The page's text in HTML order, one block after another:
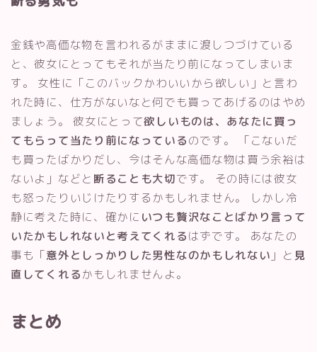
金銭や高価な物を言われるがままに渡しつづけている
と、彼女にとってもそれが当たり前になってしまいま
す。 女性に「このバックかわいいから欲しい」と言わ
れた時に、仕方がないなと何でも買ってあげるのはやめ
ましょう。 彼女にとって欲しいものは、あなたに買っ
てもらって当たり前になっているのです。 「こないだ
も買ったばかりだし、今はそんな高価な物は買う余裕は
ないよ」などと 断ることも大切です。 その時には彼女
も怒ったりいじけたりするかもしれません。 しかし冷
静に考えた時に、確かに いつも贅沢なことばかり言って
いたかもしれないと考えてくれるはずです。 あなたの
事も「意外としっかりした男性なのかもしれない 」と 見
直してくれるかもしれませんよ。
まとめ